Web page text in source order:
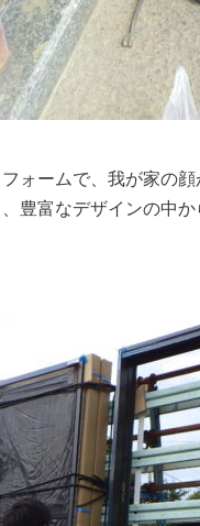
ームで、我が家の顔
豊富なデザインの中か